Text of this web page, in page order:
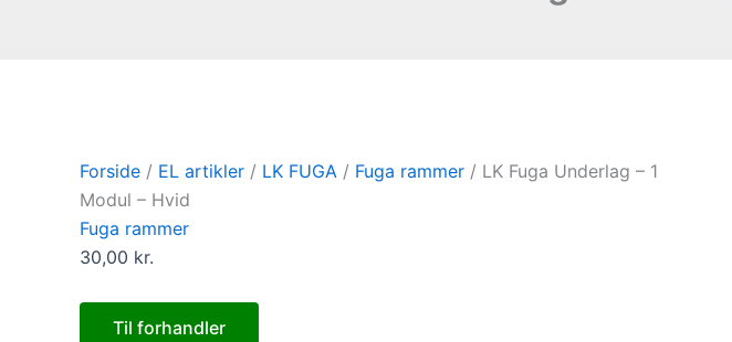
Forside / EL artikler / LK FUGA / Fuga rammer / LK Fuga Underlag – 1
Modul – Hvid
Fuga rammer
30,00 kr.
Til forhandler